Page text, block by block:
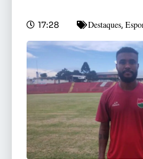
17:28 Destaques,